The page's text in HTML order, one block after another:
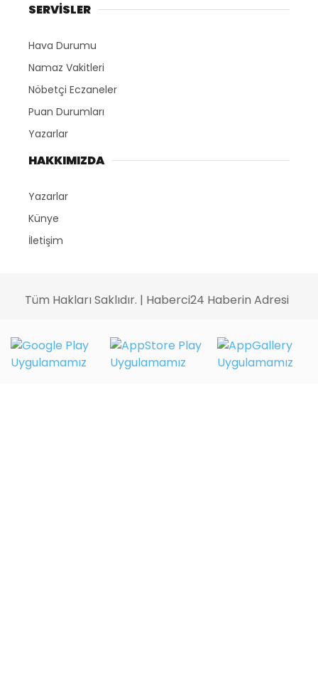
SERVİSLER
Hava Durumu
Namaz Vakitleri
Nöbetçi Eczaneler
Puan Durumları
Yazarlar
HAKKIMIZDA
Yazarlar
Künye
İletişim
Tüm Hakları Saklıdır. | Haberci24 Haberin Adresi